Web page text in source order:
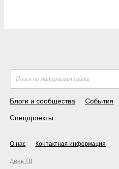
Блоги и сообщества События
Спецпроекты
О нас Контактная информация
День ТВ